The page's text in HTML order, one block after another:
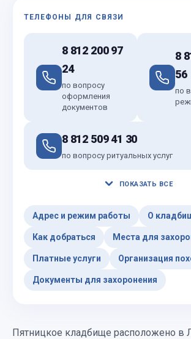
ТЕЛЕФОНЫ ДЛЯ СВЯЗИ
8 812 200 97
24
по вопросу
оформления
документов
8
56
по
8 812 509 41 30
по вопросу ритуальных услуг
ПОКАЗАТЬ ВСЕ
Адрес и режим работы О
Как добраться Места для
Платные услуги Организация
Документы для захоронения
Пятницкое кладбище расположено в